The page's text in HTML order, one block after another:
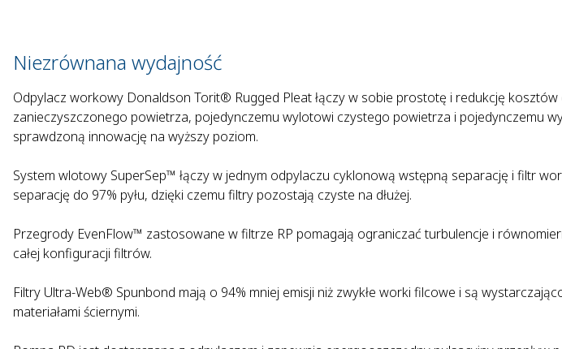
Niezrównana wydajność
Odpylacz workowy Donaldson Torit® Rugged Pleat łączy w sobie prostotę i redukcję
zanieczyszczonego powietrza, pojedynczemu wylotowi czystego powietrza i pojedynczemu
sprawdzoną innowację na wyższy poziom.
System wlotowy SuperSep™ łączy w jednym odpylaczu cyklonową wstępną separację i filtr
separację do 97% pyłu, dzięki czemu filtry pozostają czyste na dłużej.
Przegrody EvenFlow™ zastosowane w filtrze RP pomagają ograniczać turbulencje i
całej konfiguracji filtrów.
Filtry Ultra-Web® Spunbond mają o 94% mniej emisji niż zwykłe worki filcowe i są
materiałami ściernymi.